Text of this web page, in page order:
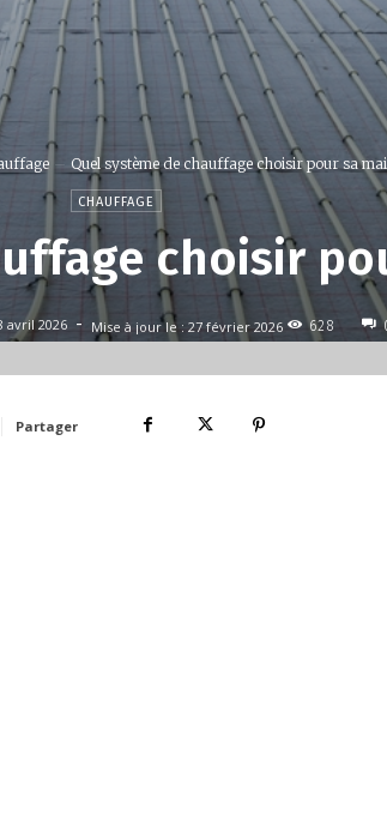
Quel système de chauffage choisir pour sa
CHAUFFAGE
choisir
avril 2026 - Mise à jour le : 27 février 2026 628
Partager